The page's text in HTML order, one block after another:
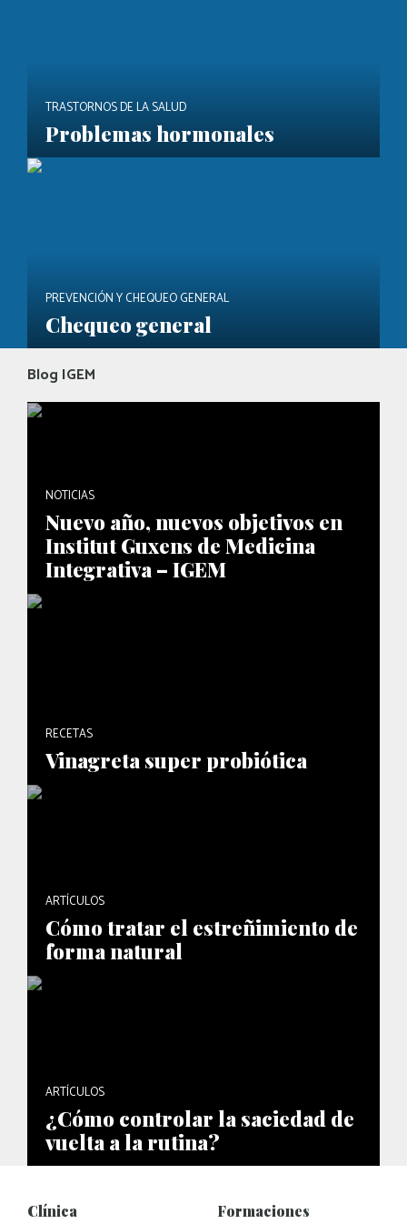
TRASTORNOS DE LA SALUD
Problemas hormonales
PREVENCIÓN Y CHEQUEO GENERAL
Chequeo general
Blog IGEM
NOTICIAS
Nuevo año, nuevos objetivos en
Institut Guxens de Medicina
Integrativa – IGEM
RECETAS
Vinagreta super probiótica
ARTÍCULOS
Cómo tratar el estreñimiento de
forma natural
ARTÍCULOS
¿Cómo controlar la saciedad de
vuelta a la rutina?
Clínica Formaciones